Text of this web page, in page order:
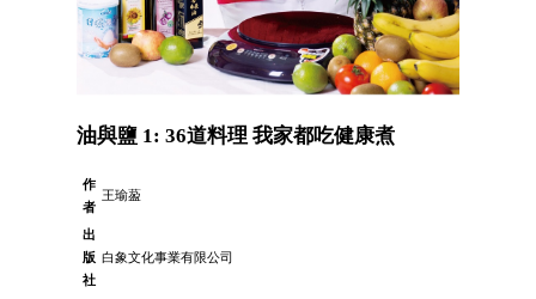
油與鹽 1: 36道料理 我家都吃健康煮
作
者
王瑜萾
出
版
社
白象文化事業有限公司